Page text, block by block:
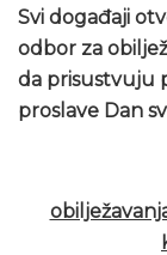
Svi događaji
odbor za
da prisustvuju
proslave Dan